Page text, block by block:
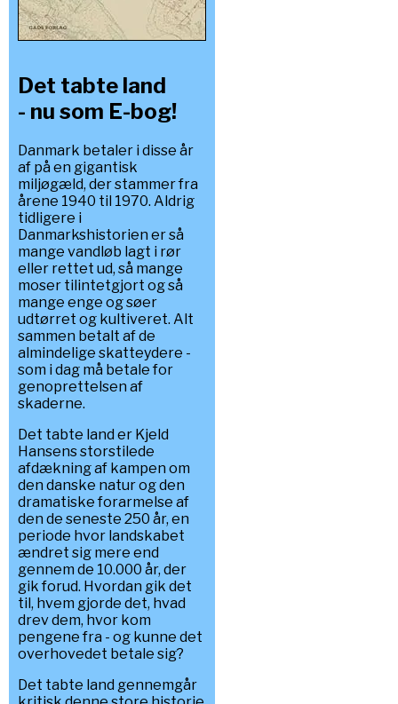
Det tabte land
- nu som E-bog!
Danmark betaler i disse år
af på en gigantisk
miljøgæld, der stammer fra
årene 1940 til 1970. Aldrig
tidligere i
Danmarkshistorien er så
mange vandløb lagt i rør
eller rettet ud, så mange
moser tilintetgjort og så
mange enge og søer
udtørret og kultiveret. Alt
sammen betalt af de
almindelige skatteydere -
som i dag må betale for
genoprettelsen af
skaderne.
Det tabte land er Kjeld
Hansens storstilede
afdækning af kampen om
den danske natur og den
dramatiske forarmelse af
den de seneste 250 år, en
periode hvor landskabet
ændret sig mere end
gennem de 10.000 år, der
gik forud. Hvordan gik det
til, hvem gjorde det, hvad
drev dem, hvor kom
pengene fra - og kunne det
overhovedet betale sig?
Det tabte land gennemgår